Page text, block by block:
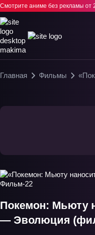
Смотрите аниме без рекламы от
Главная Фильмы
Покемон: Мьюту
— Эволюция